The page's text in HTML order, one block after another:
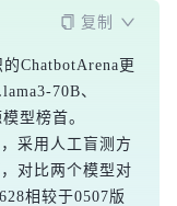
复制
ChatbotArena更
70B、
型榜首。
采用人工盲测方
对比两个模型对
相较于0507版